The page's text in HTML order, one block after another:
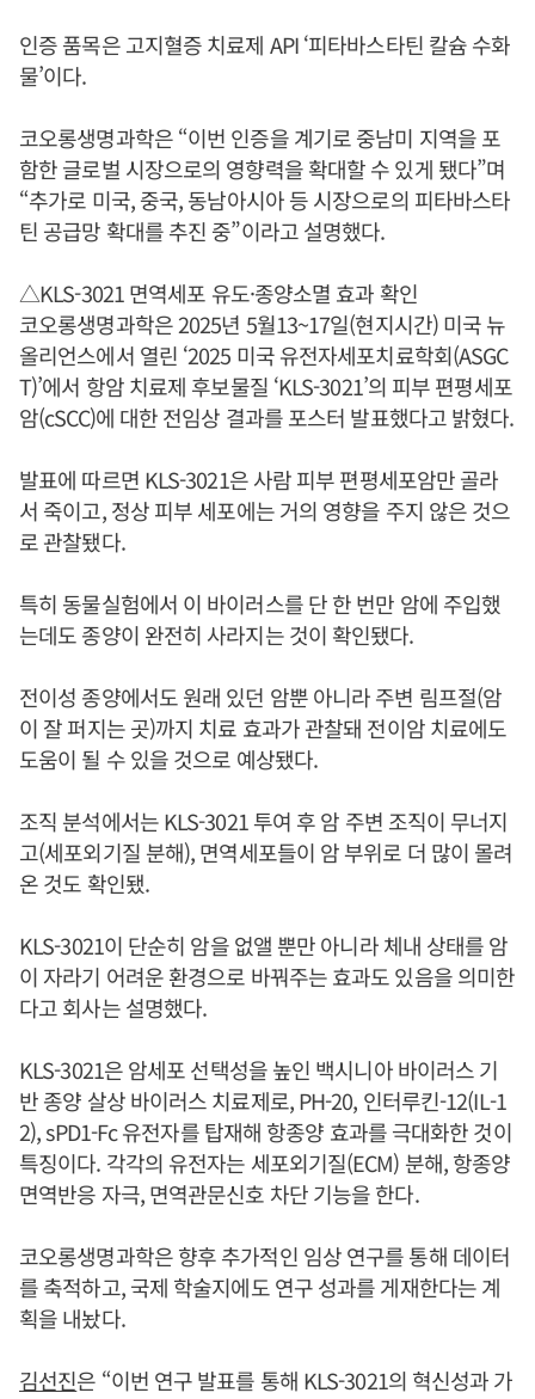
인증 품목은 고지혈증 치료제 API ‘피타바스타틴 칼슘 수화
물’이다.
코오롱생명과학은 “이번 인증을 계기로 중남미 지역을 포
함한 글로벌 시장으로의 영향력을 확대할 수 있게 됐다”며
“추가로 미국, 중국, 동남아시아 등 시장으로의 피타바스타
틴 공급망 확대를 추진 중”이라고 설명했다.
△KLS-3021 면역세포 유도·종양소멸 효과 확인
코오롱생명과학은 2025년 5월13~17일(현지시간) 미국 뉴
올리언스에서 열린 ‘2025 미국 유전자세포치료학회(ASGC
T)’에서 항암 치료제 후보물질 ‘KLS-3021’의 피부 편평세포
암(cSCC)에 대한 전임상 결과를 포스터 발표했다고 밝혔다.
발표에 따르면 KLS-3021은 사람 피부 편평세포암만 골라
서 죽이고, 정상 피부 세포에는 거의 영향을 주지 않은 것으
로 관찰됐다.
특히 동물실험에서 이 바이러스를 단 한 번만 암에 주입했
는데도 종양이 완전히 사라지는 것이 확인됐다.
전이성 종양에서도 원래 있던 암뿐 아니라 주변 림프절(암
이 잘 퍼지는 곳)까지 치료 효과가 관찰돼 전이암 치료에도
도움이 될 수 있을 것으로 예상됐다.
조직 분석에서는 KLS-3021 투여 후 암 주변 조직이 무너지
고(세포외기질 분해), 면역세포들이 암 부위로 더 많이 몰려
온 것도 확인됐.
KLS-3021이 단순히 암을 없앨 뿐만 아니라 체내 상태를 암
이 자라기 어려운 환경으로 바꿔주는 효과도 있음을 의미한
다고 회사는 설명했다.
KLS-3021은 암세포 선택성을 높인 백시니아 바이러스 기
반 종양 살상 바이러스 치료제로, PH-20, 인터루킨-12(IL-1
2), sPD1-Fc 유전자를 탑재해 항종양 효과를 극대화한 것이
특징이다. 각각의 유전자는 세포외기질(ECM) 분해, 항종양
면역반응 자극, 면역관문신호 차단 기능을 한다.
코오롱생명과학은 향후 추가적인 임상 연구를 통해 데이터
를 축적하고, 국제 학술지에도 연구 성과를 게재한다는 계
획을 내놨다.
김선진은 “이번 연구 발표를 통해 KLS-3021의 혁신성과 가